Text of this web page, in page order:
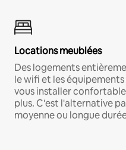
Locations meublées
Des logements
le wifi et les
vous installer
plus. C'est l'alternative
moyenne ou longue